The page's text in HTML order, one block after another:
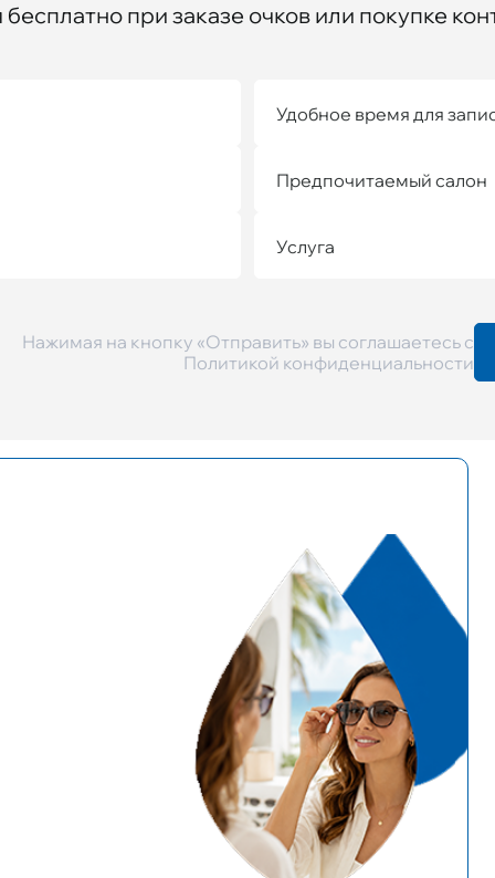
при заказе очков или покупке
Удобное время для
Предпочитаемый салон
Услуга
Нажимая на кнопку «Отправить» вы соглашаетесь с
Политикой конфиденциальности